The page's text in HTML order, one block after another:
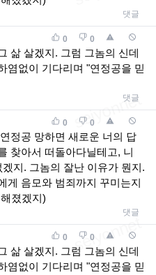
댓글
0 0
삶 살겠지. 그럼 그놈의 신데
염없이 기다리며 "연정공을 믿
댓글
0 0
정공 망하면 새로운 너의 답
찾아서 떠돌아다닐테고, 니
지. 그놈의 잘난 이유가 뭔지.
게 음모와 범죄까지 꾸미는지
졌겠지)
댓글
0 0
삶 살겠지. 그럼 그놈의 신데
염없이 기다리며 "연정공을 믿